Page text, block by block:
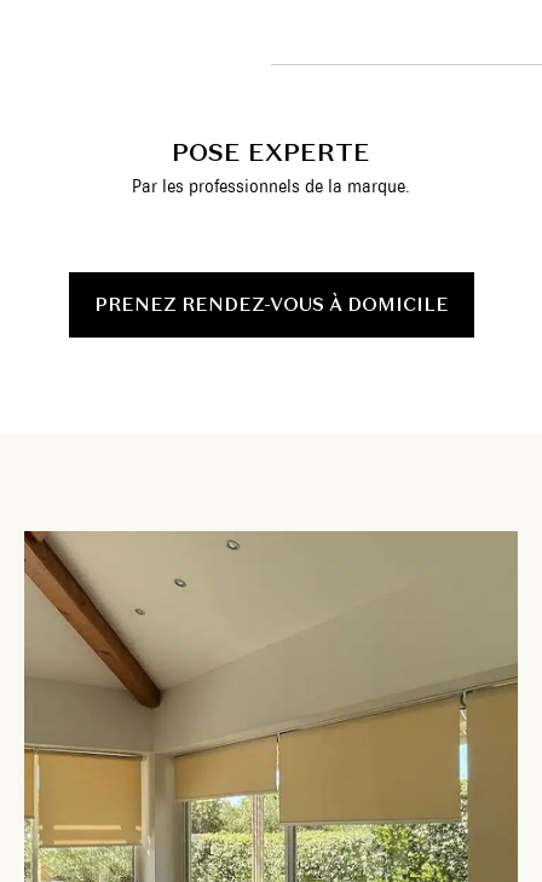
POSE EXPERTE
Par les professionnels de la marque.
PRENEZ RENDEZ-VOUS À DOMICILE